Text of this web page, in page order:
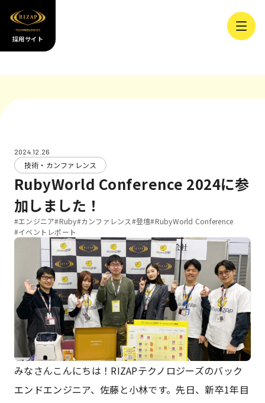
採用サイト
2024.12.26
技術・カンファレンス
RubyWorld Conference 2024に参
加しました！
#エンジニア#Ruby#カンファレンス#登壇#RubyWorld Conference
#イベントレポート
みなさんこんにちは！RIZAPテクノロジーズのバック
エンドエンジニア、佐藤と小林です。先日、新卒1年目